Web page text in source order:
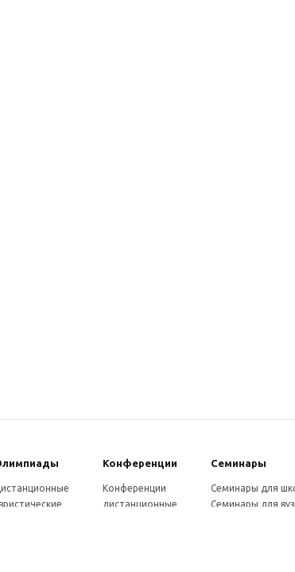
Конферeнции Семинары
Конференции
дистанционные
Семинары для
Семинары для